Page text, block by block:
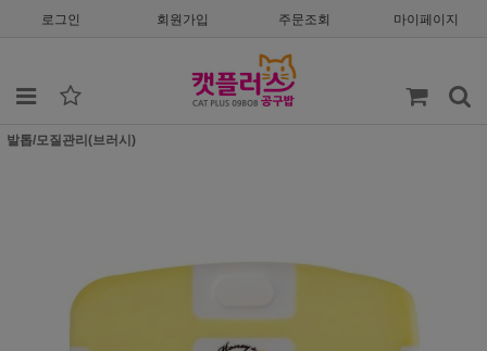
로그인 회원가입 주문조회 마이페이지
발톱/모질관리(브러시)